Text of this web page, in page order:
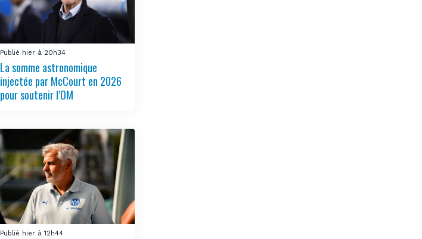
Publié hier à 20h34
La somme astronomique
injectée par McCourt en 2026
pour soutenir l’OM
Publié hier à 12h44